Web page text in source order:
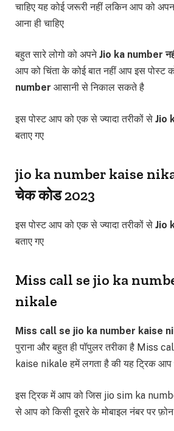
चाहिए यह कोई जरूरी नहीं लकिन आप को
आना ही चाहिए
बहुत सारे लोगो को अपनेJio ka number
आप को चिंता के कोई बात नहीं आप इस पोस्ट
number आसानी से निकाल सकते है
इस पोस्ट आप को एक से ज्यादा तरीकों से Jio
बताए गए
jio ka number kaise
चेक कोड 2023
इस पोस्ट आप को एक से ज्यादा तरीकों से Jio
बताए गए
Miss call se jio ka
nikale
Miss call se jio ka number kaise
पुराना और बहुत ही पॉपुलर तरीका है Miss
kaise nikale हमें लगता है की यह ट्रिक आप
इस ट्रिक में आप को जिस jio sim ka
से आप को किसी दूसरे के मोबाइल नंबर पर फ़ोन